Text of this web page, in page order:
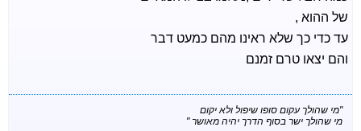
של ההוא ,
עד כדי כך שלא ראינו מהם כמעט דבר
והם יצאו טרם זמנם
"מי שהולך עקום סופו שיפול ולא יקום
מי שהולך ישר בסוף הדרך יהיה מאושר "